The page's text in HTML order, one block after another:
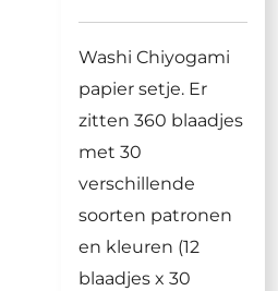
Washi Chiyogami
papier setje. Er
zitten 360 blaadjes
met 30
verschillende
soorten patronen
en kleuren (12
blaadjes x 30